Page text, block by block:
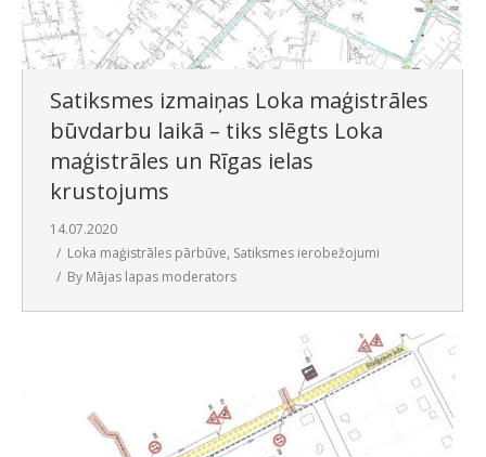
SAZIŅA
Satiksmes izmaiņas Loka maģistrāles
būvdarbu laikā – tiks slēgts Loka
maģistrāles un Rīgas ielas
krustojums
14.07.2020
Loka maģistrāles pārbūve, Satiksmes ierobežojumi
By Mājas lapas moderators